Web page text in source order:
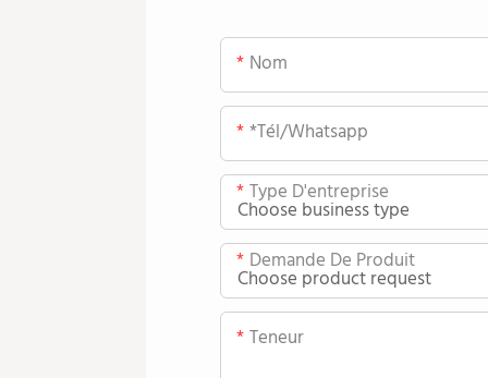
Nom
*tél/whatsapp
Type D'entreprise
Demande De Produit
Teneur